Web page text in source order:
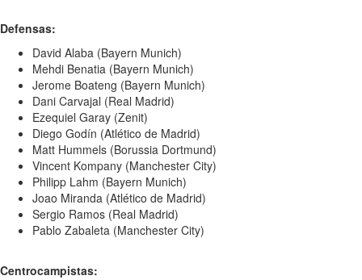
Defensas:
David Alaba (Bayern Munich)
Mehdi Benatia (Bayern Munich)
Jerome Boateng (Bayern Munich)
Dani Carvajal (Real Madrid)
Ezequiel Garay (Zenit)
Diego Godín (Atlético de Madrid)
Matt Hummels (Borussia Dortmund)
Vincent Kompany (Manchester City)
Philipp Lahm (Bayern Munich)
Joao Miranda (Atlético de Madrid)
Sergio Ramos (Real Madrid)
Pablo Zabaleta (Manchester City)
Centrocampistas: